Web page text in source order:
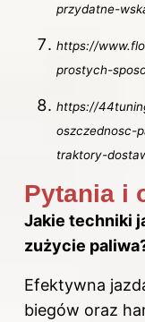
przydatne-
https://
prostych-
https://
oszczednosc-
traktory-
Pytania i
Jakie techniki
zużycie paliwa
Efektywna
biegów oraz